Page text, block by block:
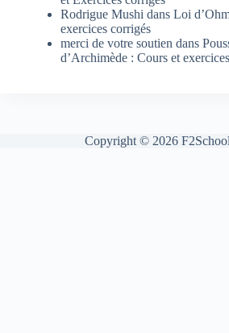
Rodrigue Mushi dans Loi
exercices corrigés
merci de votre soutien dans
d’Archimède : Cours et
Copyright © 2026